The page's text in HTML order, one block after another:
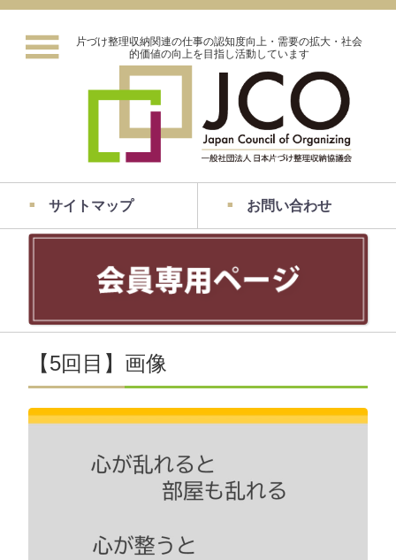
片づけ整理収納関連の仕事の認知度向上・需要の拡大・社会
的価値の向上を目指し活動しています
サイトマップ お問い合わせ
【5回目】画像